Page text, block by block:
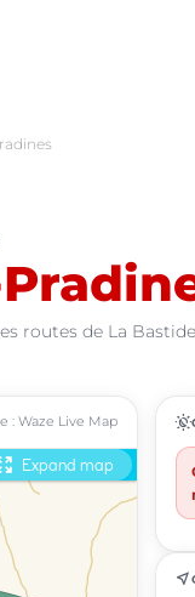
routes de La
: Waze Live Map routine
near_me